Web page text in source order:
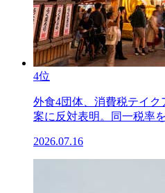
4位
外食4団体、消費税テイク
案に反対表明。同一税率
2026.07.16